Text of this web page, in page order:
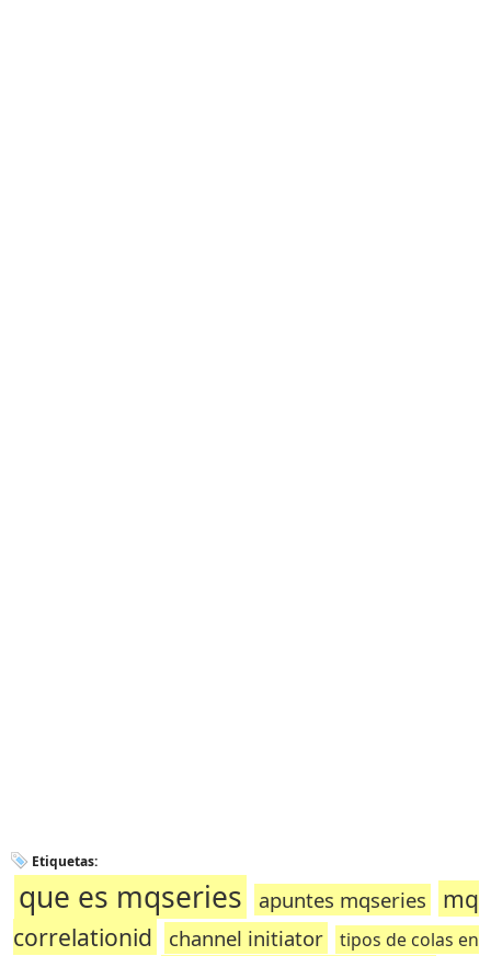
Etiquetas:
que es mqseries apuntes mqseries
mq
correlationid
channel initiator
tipos de colas en